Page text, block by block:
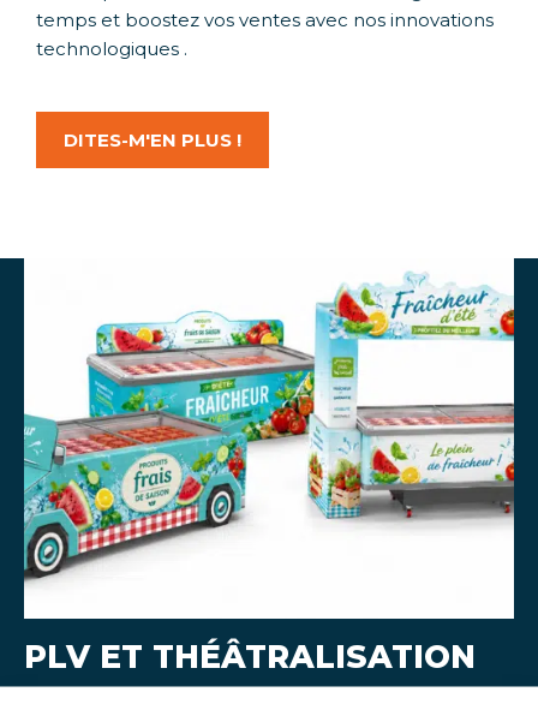
temps et boostez vos ventes avec nos innovations
technologiques .
DITES-M'EN PLUS !
PLV ET THÉÂTRALISATION